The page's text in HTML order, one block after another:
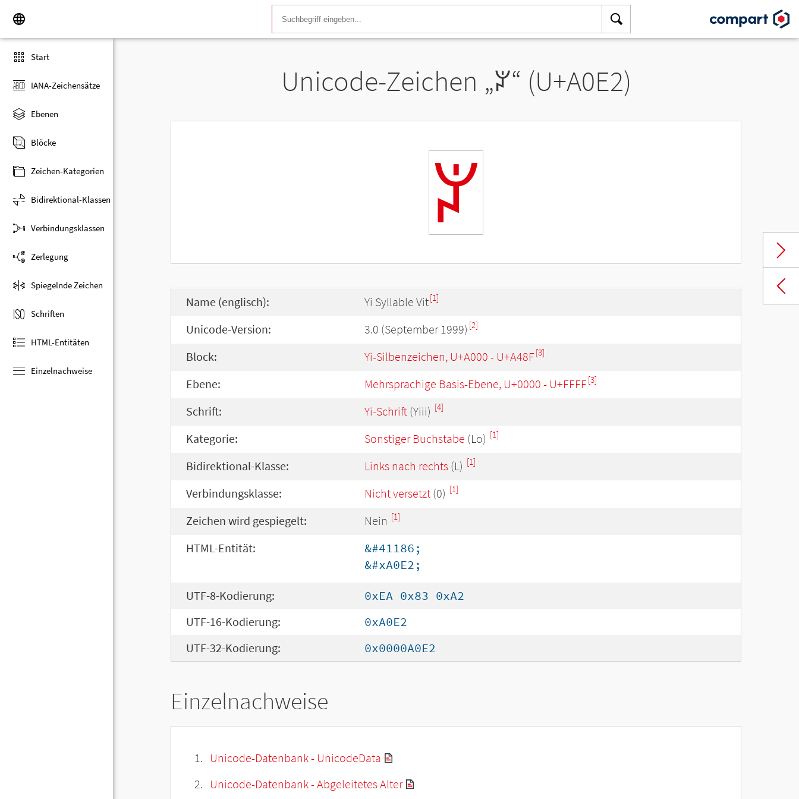
Start
IANA-Zeichensätze
Ebenen
Blöcke
Zeichen-Kategorien
Bidirektional-Klassen
Verbindungsklassen
Zerlegung
Spiegelnde Zeichen
Schriften
HTML-Entitäten
Einzelnachweise
Unicode-Zeichen „ꃢ“ (U+A0E2)
ꃢ
Name (englisch): Yi Syllable Vit[1]
Unicode-Version: 3.0 (September 1999) [2]
Block: Yi-Silbenzeichen, U+A000 - U+A48F[3]
Ebene: Mehrsprachige Basis-Ebene, U+0000 - U+FFFF[3]
Schrift: Yi-Schrift (Yiii) [4]
Kategorie: Sonstiger Buchstabe (Lo) [1]
Bidirektional-Klasse: Links nach rechts (L) [1]
Verbindungsklasse: Nicht versetzt (0) [1]
Zeichen wird gespiegelt: Nein [1]
HTML-Entität:
&#41186;
&#xA0E2;
UTF-8-Kodierung:
0xEA 0x83 0xA2
UTF-16-Kodierung:
0xA0E2
UTF-32-Kodierung:
0x0000A0E2
Einzelnachweise
Unicode-Datenbank - UnicodeData
Unicode-Datenbank - Abgeleitetes Alter